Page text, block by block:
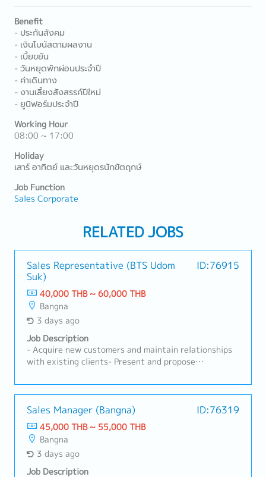
Benefit
- ประกันสังคม
- เงินโบนัสตามผลงาน
- เบี้ยขยัน
- วันหยุดพักผ่อนประจำปี
- ค่าเดินทาง
- งานเลี้ยงสังสรรค์ปีใหม่
- ยูนิฟอร์มประจำปี
Working Hour
08:00 ~ 17:00
Holiday
เสาร์ อาทิตย์ และวันหยุดรนักขัตฤกษ์
Job Function
Sales Corporate
RELATED JOBS
Sales Representative (BTS Udom
Suk)
ID:76915
40,000 THB ~ 60,000 THB
Bangna
3 days ago
Job Description
- Acquire new customers and maintain relationships
with existing clients- Present and propose
Negotiate contracts and handle order processing-
Develop and execute sales plans to achieve sales
targets- Collect and analyze market trends and
competitor information- Respond to customer
inquiries and provide after-sales support- Prepare
and manage sales reports and related data-
Coordinate with internal departments such as
product planning, manufacturing, and logistics-
Sales Manager (Bangna) ID:76319
45,000 THB ~ 55,000 THB
Bangna
3 days ago
Job Description